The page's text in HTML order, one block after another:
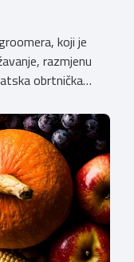
koji je
razmjenu
obrtnička
na Zagrebačkom
groomere,
cijele Hrvatske,